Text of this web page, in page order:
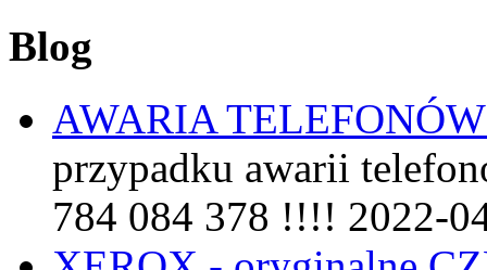
Blog
AWARIA
przypadku awarii
784 084 378 !!!! 2022-